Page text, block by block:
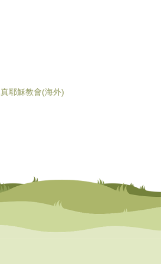
真耶穌教會(海外)